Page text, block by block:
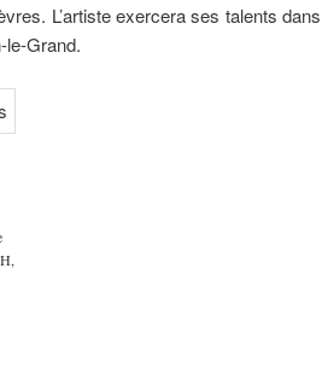
L’artiste exercera ses talents dans
le-Grand.